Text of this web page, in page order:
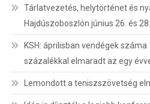
Tárlatvezetés, helytörténet és
Hajdúszoboszlón június 26. és
KSH: áprilisban vendégek
százalékkal elmaradt az egy
Lemondott a teniszszövetség